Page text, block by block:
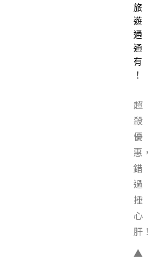
旅
遊
通
通
有
！
超
殺
優
惠
錯
過
捶
心
肝
▲